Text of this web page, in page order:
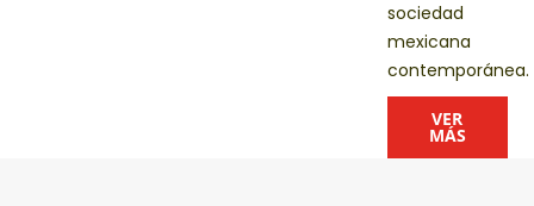
sociedad
mexicana
contemporánea.
VER
MÁS